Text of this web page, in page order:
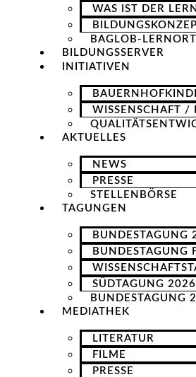
WAS IST DER
BAGLOB-
BILDUNGSSERVER
INITIATIVEN
WISSENSCHAFT /
AKTUELLES
NEWS
PRESSE
STELLENBÖRSE
TAGUNGEN
BUNDESTAGUNG
BUNDESTAGUNG
SÜDTAGUNG 2026
BUNDESTAGUNG
MEDIATHEK
LITERATUR
FILME
PRESSE